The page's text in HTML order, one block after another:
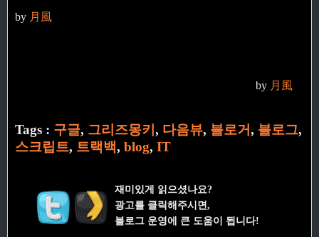
by 月風
by 月風
Tags : 구글, 그리즈몽키 , 다음뷰, 블로거, 블로그,
스크립트, 트랙백, blog, IT
재미있게 읽으셨나요?
광고를 클릭해주시면,
블로그 운영에 큰 도움이 됩니다!